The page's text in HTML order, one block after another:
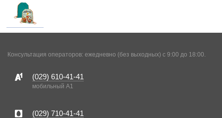
Консультация операторов: ежедневно (без выходных) с 9:00 до 18:00.
(029) 610-41-41
мобильный A1
(029) 710-41-41